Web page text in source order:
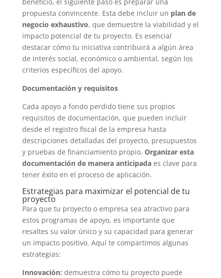
propuesta convincente. Esta debe incluir un plan de
negocio exhaustivo, que demuestre la viabilidad y el
impacto potencial de tu proyecto. Es esencial
destacar cómo tu iniciativa contribuirá a algún área
de interés social, económico o ambiental, según los
criterios específicos del apoyo.
Documentación y requisitos
Cada apoyo a fondo perdido tiene sus propios
requisitos de documentación, que pueden incluir
desde el registro fiscal de la empresa hasta
descripciones detalladas del proyecto, presupuestos
y pruebas de financiamiento propio. Organizar esta
documentación de manera anticipadaes clave para
tener éxito en el proceso de aplicación.
Estrategias para maximizar el potencial de tu
proyecto
Para que tu proyecto o empresa sea atractivo para
estos programas de apoyo, es importante que
resaltes su valor único y su capacidad para generar
un impacto positivo. Aquí te compartimos algunas
estrategias:
Innovación: demuestra cómo tu proyecto puede